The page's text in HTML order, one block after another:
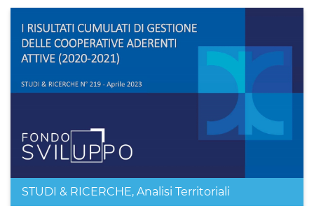
STUDI & RICERCHE, Analisi Territoriali